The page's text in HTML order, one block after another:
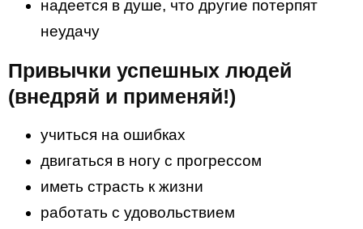
надеется в душе, что другие потерпят
неудачу
Привычки успешных людей
(внедряй и применяй!)
учиться на ошибках
двигаться в ногу с прогрессом
иметь страсть к жизни
работать с удовольствием